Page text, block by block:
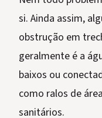
si. Ainda assim,
obstrução em
geralmente é a
baixos ou
como ralos de
sanitários.